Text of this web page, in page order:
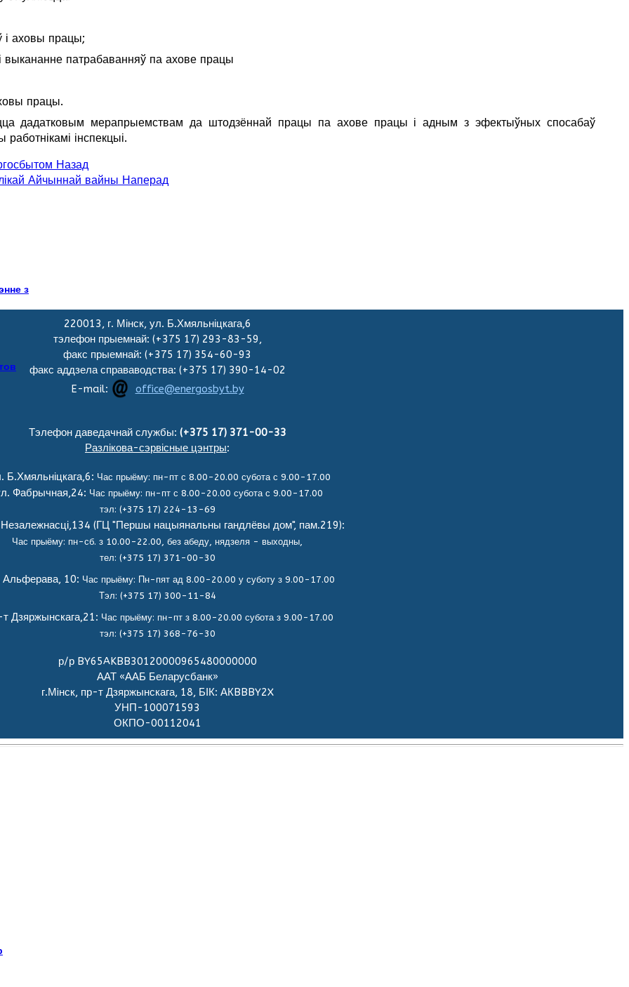
з
і аховы працы;
і выкананне патрабаванняў па ахове працы
працы.
дадатковым мерапрыемствам да штодзённай працы па ахове працы і адным з эфектыўных спосабаў
інспекцыі.
Назад
Айчыннай вайны Наперад
220013, г. Мінск, ул. Б.Хмяльніцкага,6
тэлефон прыемнай: (+375 17) 293-83-59,
факс прыемнай: (+375 17) 354-60-93
факс аддзела справаводства: (+375 17) 390-14-02
E-mail:
office@energosbyt.by
Тэлефон даведачнай службы: (+375 17) 371-00-33
Разлікова-сэрвісные цэнтры:
Б.Хмяльніцкага,6: Час прыёму: пн-пт с 8.00-20.00 субота с 9.00-17.00
Фабрычная,24: Час прыёму: пн-пт с 8.00-20.00 субота с 9.00-17.00
тэл: (+375 17) 224-13-69
(ГЦ "Першы нацыянальны гандлёвы дом", пам.219):
Час прыёму: пн-сб. з 10.00-22.00, без абеду, нядзеля - выходны,
тел: (+375 17) 371-00-30
Альферава, 10: Час прыёму: Пн-пят ад 8.00-20.00 у суботу з 9.00-17.00
Тэл: (+375 17) 300-11-84
т Дзяржынскага,21: Час прыёму: пн-пт з 8.00-20.00 субота з 9.00-17.00
тэл: (+375 17) 368-76-30
р/р BY65AKBB30120000965480000000
ААТ «ААБ Беларусбанк»
г.Мiнск, пр-т Дзяржынскага, 18, БІК: АКBBBY2X
УНП-100071593
ОКПО-00112041